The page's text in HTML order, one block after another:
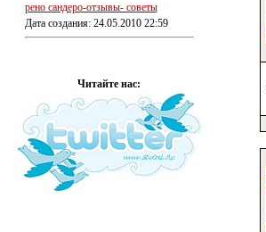
рено сандеро-отзывы- советы
Дата создания: 24.05.2010 22:59
Читайте нас: